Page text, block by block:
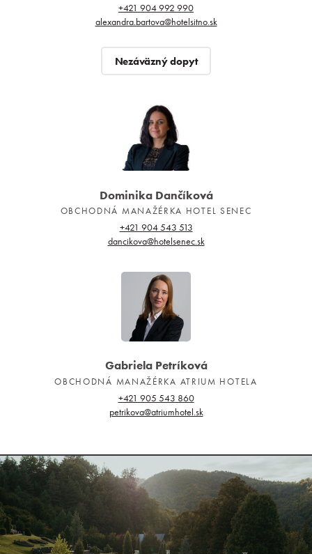
+421 904 992 990
alexandra.bartova@hotelsitno.sk
Nezáväzný dopyt
Dominika Dančíková
OBCHODNÁ MANAŽÉRKA HOTEL SENEC
+421 904 543 513
dancikova@hotelsenec.sk
Gabriela Petríková
OBCHODNÁ MANAŽÉRKA ATRIUM HOTELA
+421 905 543 860
petrikova@atriumhotel.sk